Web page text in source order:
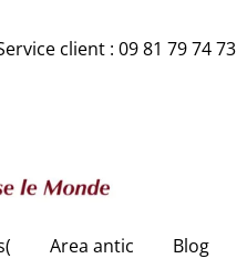
client : 09 81 79 74 73
Area antic Blog